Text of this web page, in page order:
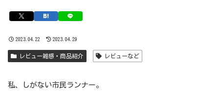
2023.04.22 2023.04.29
レビュー雑感・商品紹介 レビューなど
私、しがない市民ランナー。